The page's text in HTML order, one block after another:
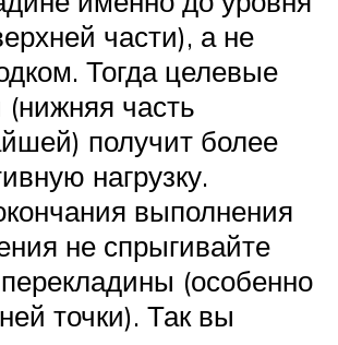
части), а не
Тогда целевые
часть
получит более
нагрузку.
выполнения
не спрыгивайте
перекладины (особенно
точки). Так вы